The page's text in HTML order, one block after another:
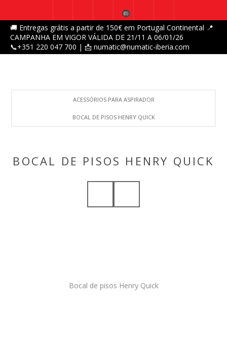
🚚 Entregas grátis a partir de 150€ em Portugal Continental 📍
CAMPANHA EM VIGOR VÁLIDA DE 21/11 A 06/01/26
📞+351 220 047 700 | 📩 numatic@numatic-iberia.com
(0)
ACESSÓRIOS PARA ASPIRADOR
BOCAL DE PISOS HENRY QUICK
BOCAL DE PISOS HENRY QUICK
Bocal de pisos Henry Quick